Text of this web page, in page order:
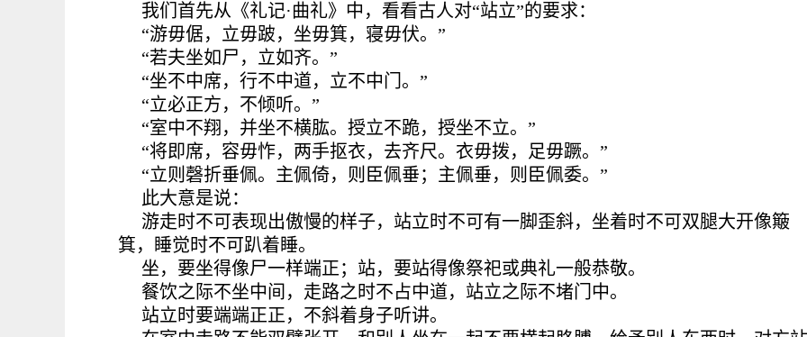
我们首先从《礼记·曲礼》中，看看古人对“站立”的要求：
“游毋倨，立毋跛，坐毋箕，寝毋伏。”
“若夫坐如尸，立如齐。”
“坐不中席，行不中道，立不中门。”
“立必正方，不倾听。”
“室中不翔，并坐不横肱。授立不跪，授坐不立。”
“将即席，容毋怍，两手抠衣，去齐尺。衣毋拨，足毋蹶。”
“立则磬折垂佩。主佩倚，则臣佩垂；主佩垂，则臣佩委。”
此大意是说：
游走时不可表现出傲慢的样子，站立时不可有一脚歪斜，坐着时不可双腿大开像簸
箕，睡觉时不可趴着睡。
坐，要坐得像尸一样端正；站，要站得像祭祀或典礼一般恭敬。
餐饮之际不坐中间，走路之时不占中道，站立之际不堵门中。
站立时要端端正正，不斜着身子听讲。